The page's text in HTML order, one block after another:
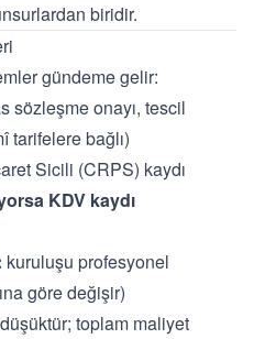
biridir.
gündeme gelir:
sözleşme onayı, tescil
tarifelere bağlı)
Sicili (CRPS) kaydı
KDV kaydı
kuruluşu profesyonel
göre değişir)
toplam maliyet